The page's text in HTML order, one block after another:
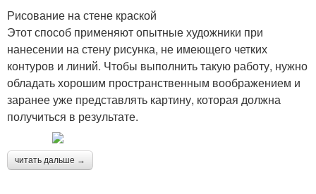
Рисование на стене краской
Этот способ применяют опытные художники при
нанесении на стену рисунка, не имеющего четких
контуров и линий. Чтобы выполнить такую работу, нужно
обладать хорошим пространственным воображением и
заранее уже представлять картину, которая должна
получиться в результате.
читать дальше →